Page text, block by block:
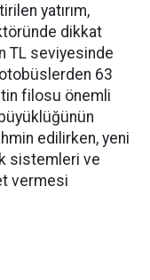
yatırım,
dikkat
TL seviyesinde
63
filosu önemli
edilirken, yeni
sistemleri ve
vermesi